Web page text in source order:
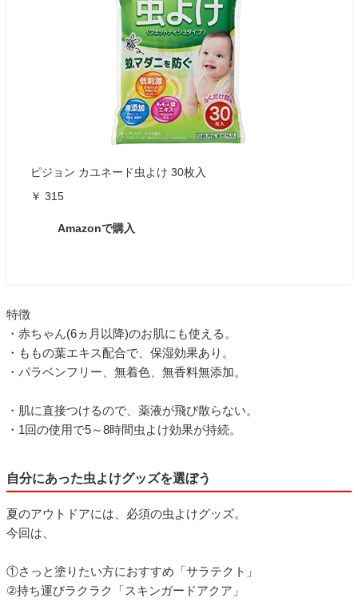
ピジョン カユネード虫よけ 30枚入
￥ 315
Amazonで購入
特徴
・赤ちゃん(6ヵ月以降)のお肌にも使える。
・ももの葉エキス配合で、保湿効果あり。
・パラベンフリー、無着色、無香料無添加。
・肌に直接つけるので、薬液が飛び散らない。
・1回の使用で5～8時間虫よけ効果が持続。
自分にあった虫よけグッズを選ぼう
夏のアウトドアには、必須の虫よけグッズ。
今回は、
①さっと塗りたい方におすすめ「サラテクト」
②持ち運びラクラク「スキンガードアクア」